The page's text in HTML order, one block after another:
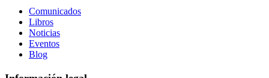
Comunicados
Libros
Noticias
Eventos
Blog